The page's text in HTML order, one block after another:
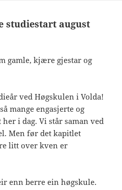
studiestart august
gamle, kjære gjestar og
ved Høgskulen i Volda!
mange engasjerte og
i dag. Vi står saman ved
Men før det kapitlet
litt over kven er
enn berre ein høgskule.